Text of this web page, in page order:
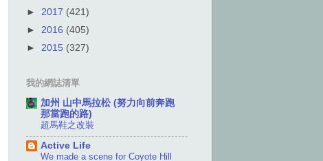
► 2017 (421)
► 2016 (405)
► 2015 (327)
我的網誌清單
加州 山中馬拉松 (努力向前奔跑
那當跑的路)
超馬鞋之改裝
Active Life
We made a scene for Coyote Hill